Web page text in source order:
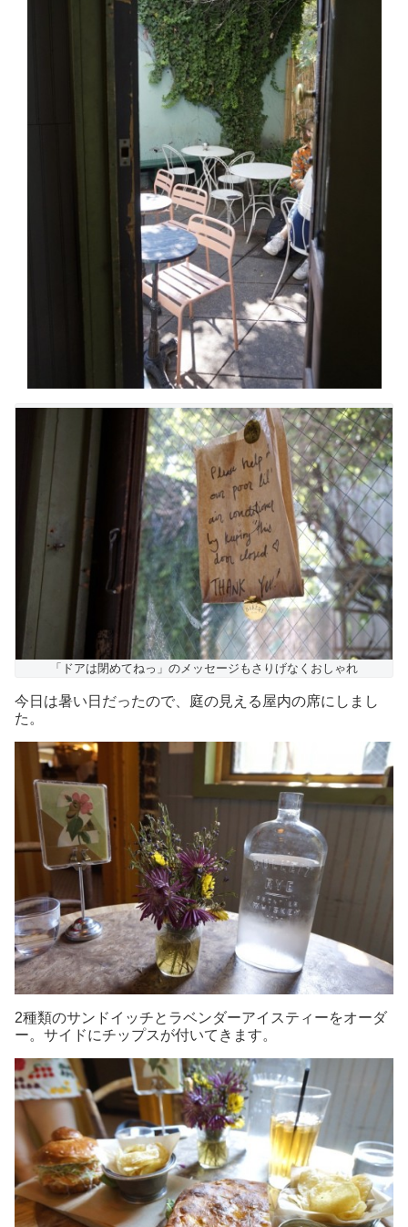
「ドアは閉めてねっ」のメッセージもさりげなくおしゃれ
今日は暑い日だったので、庭の見える屋内の席にしまし
た。
2種類のサンドイッチとラベンダーアイスティーをオーダ
ー。サイドにチップスが付いてきます。